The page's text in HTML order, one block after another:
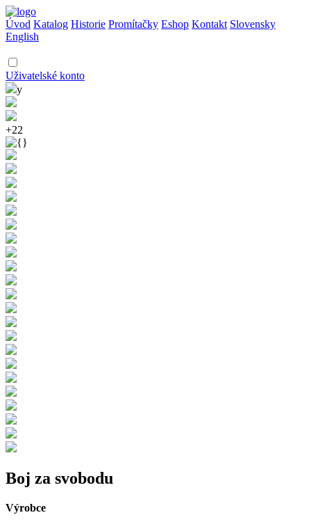
Úvod Katalog Historie Promítačky Eshop Kontakt Slovensky
English
Uživatelské konto
y
+22
Boj za svobodu
Výrobce